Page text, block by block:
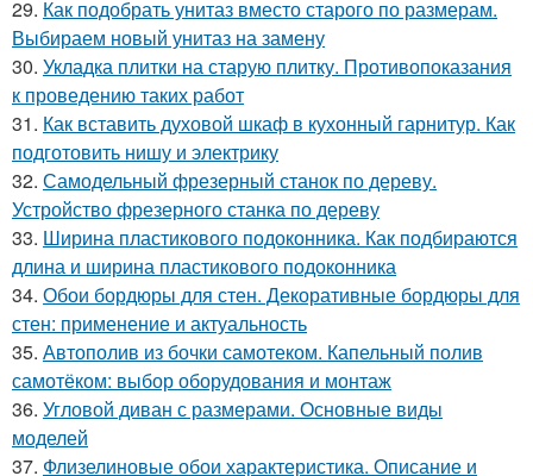
29. Как подобрать унитаз вместо старого по размерам.
Выбираем новый унитаз на замену
30. Укладка плитки на старую плитку. Противопоказания
к проведению таких работ
31. Как вставить духовой шкаф в кухонный гарнитур. Как
подготовить нишу и электрику
32. Самодельный фрезерный станок по дереву.
Устройство фрезерного станка по дереву
33. Ширина пластикового подоконника. Как подбираются
длина и ширина пластикового подоконника
34. Обои бордюры для стен. Декоративные бордюры для
стен: применение и актуальность
35. Автополив из бочки самотеком. Капельный полив
самотёком: выбор оборудования и монтаж
36. Угловой диван с размерами. Основные виды
моделей
37. Флизелиновые обои характеристика. Описание и